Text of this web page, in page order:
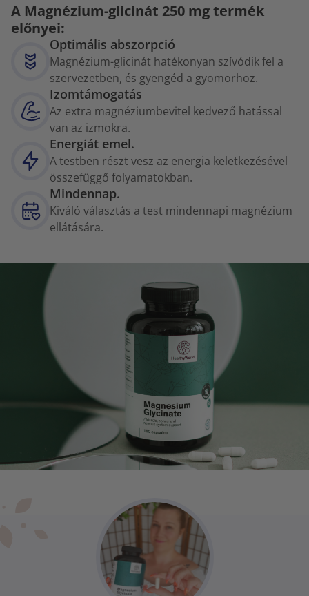
A Magnézium-glicinát 250 mg termék
előnyei:
Optimális abszorpció
Magnézium-glicinát hatékonyan szívódik fel a
szervezetben, és gyengéd a gyomorhoz.
Izomtámogatás
Az extra magnéziumbevitel kedvező hatással
van az izmokra.
Energiát emel.
A testben részt vesz az energia keletkezésével
összefüggő folyamatokban.
Mindennap.
Kiváló választás a test mindennapi magnézium
ellátására.